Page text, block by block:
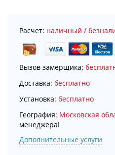
Расчет: наличный /
Вызов замерщика:
Доставка: бесплатно
Установка: бесплатно
География: Московская
менеджера!
Дополнительные услуги